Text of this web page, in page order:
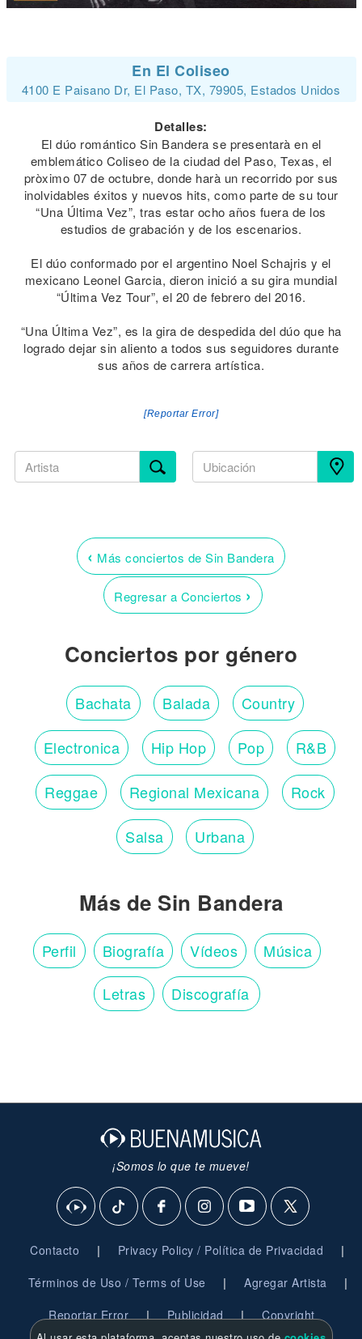
En El Coliseo
4100 E Paisano Dr, El Paso, TX, 79905, Estados Unidos
Detalles:
El dúo romántico Sin Bandera se presentarà en el
emblemático Coliseo de la ciudad del Paso, Texas, el
pròximo 07 de octubre, donde harà un recorrido por sus
inolvidables éxitos y nuevos hits, como parte de su tour
“Una Última Vez”, tras estar ocho años fuera de los
estudios de grabación y de los escenarios.
El dúo conformado por el argentino Noel Schajris y el
mexicano Leonel Garcia, dieron inició a su gira mundial
“Última Vez Tour”, el 20 de febrero del 2016.
“Una Última Vez”, es la gira de despedida del dúo que ha
logrado dejar sin aliento a todos sus seguidores durante
sus años de carrera artística.
[Reportar Error]
‹ Más conciertos de Sin Bandera
Regresar a Conciertos ›
Conciertos por género
Bachata Balada Country
Electronica Hip Hop Pop R&B
Reggae Regional Mexicana Rock
Salsa Urbana
Más de Sin Bandera
Perfil Biografía Vídeos Música
Letras Discografía
¡Somos lo que te mueve!
Contacto | Privacy Policy / Política de Privacidad |
Términos de Uso / Terms of Use | Agregar Artista |
Reportar Error | Publicidad | Copyright